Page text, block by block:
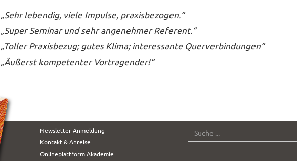
„Sehr lebendig, viele Impulse, praxisbezogen.“
„Super Seminar und sehr angenehmer Referent.“
„Toller Praxisbezug; gutes Klima; interessante Querverbindungen“
„Äußerst kompetenter Vortragender!“
Newsletter Anmeldung
Kontakt & Anreise
Onlineplattform Akademie
SUCHE